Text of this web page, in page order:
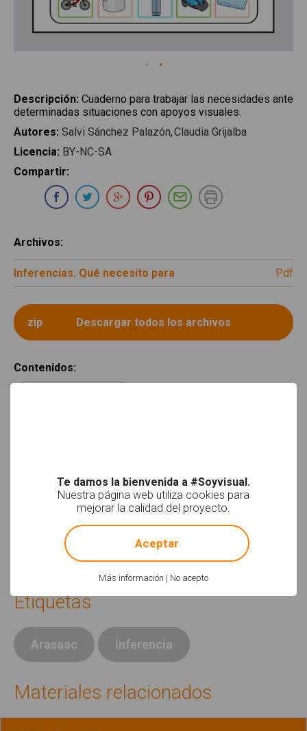
Descripción: Cuaderno para trabajar las necesidades ante
determinadas situaciones con apoyos visuales.
Autores: Salvi Sánchez Palazón Claudia Grijalba
Licencia: BY-NC-SA
Compartir:
Compartir en Whatsapp
Compartir en Facebook
Compartir en Twitter
Compartir en Google Plus
Compartir en Pinterest
Compartir por E-
Archivos:
Inferencias. Qué necesito para pdf
Contenidos:
Etiquetas
Arasaac inferencia
Materiales relacionados
Te damos la bienvenida a #Soyvisual.
Nuestra página web utiliza cookies para
mejorar la calidad del proyecto.
Más información | No acepto
! Not valid!
Aceptar